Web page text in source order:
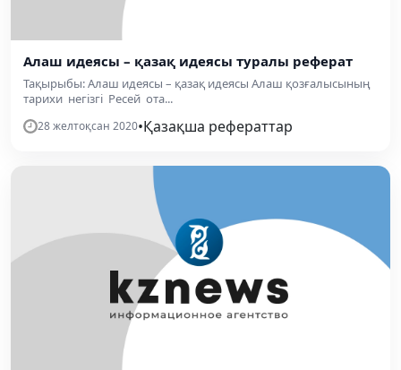
Алаш идеясы – қазақ идеясы туралы реферат
Тақырыбы: Алаш идеясы – қазақ идеясы Алаш қозғалысының
тарихи негізгі Ресей ота...
28 желтоқсан 2020•Қазақша рефераттар